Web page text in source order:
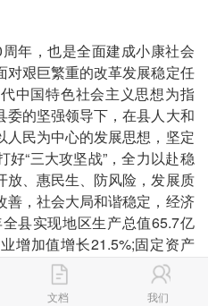
年，也是全面建成小康社会
对艰巨繁重的改革发展稳定任
中国特色社会主义思想为指
的坚强领导下，在县人大和
民为中心的发展思想，坚定
“三大攻坚战”，全力以赴稳
放、惠民生、防风险，发展质
善，社会大局和谐稳定，经济
县实现地区生产总值65.7亿
增加值增长21.5%;固定资产
预算收入3.39亿元，增长8%;
元，增长5%;完成社会消费品
文档 我们